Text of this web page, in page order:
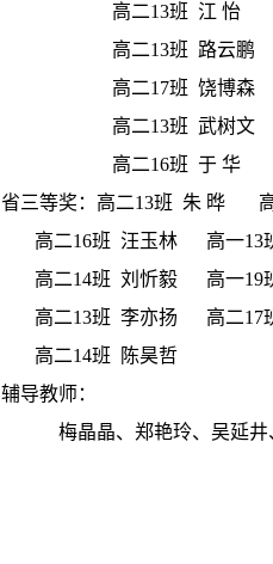
高二13班 江 怡
高二13班 路云鹏
高二17班 饶博森
高二13班 武树
高二16班 于 华
省三等奖：高二13班 朱 晔 高
高二16班 汪玉林 高一13
高二14班 刘忻毅 高一19
高二13班 李亦扬 高二17
高二14班 陈昊哲
辅导教师：
梅晶晶、郑艳玲、吴延井